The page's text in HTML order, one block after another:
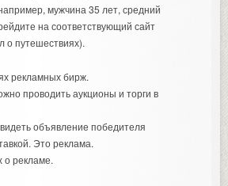
мужчина 35 лет, средний
на соответствующий сайт
о путешествиях).
рекламных бирж.
проводить аукционы и торги в
объявление победителя
Это реклама.
о рекламе.